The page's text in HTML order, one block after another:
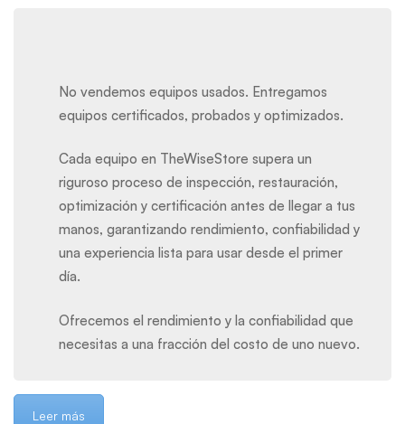
No vendemos equipos usados. Entregamos
equipos certificados, probados y optimizados.
Cada equipo en TheWiseStore supera un
riguroso proceso de inspección, restauración,
optimización y certificación antes de llegar a tus
manos, garantizando rendimiento, confiabilidad y
una experiencia lista para usar desde el primer
día.
Ofrecemos el rendimiento y la confiabilidad que
necesitas a una fracción del costo de uno nuevo.
Leer más